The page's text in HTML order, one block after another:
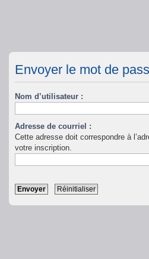
Envoyer le mot de
Nom d’utilisateur :
Adresse de courriel :
Cette adresse doit correspondre à
votre inscription.